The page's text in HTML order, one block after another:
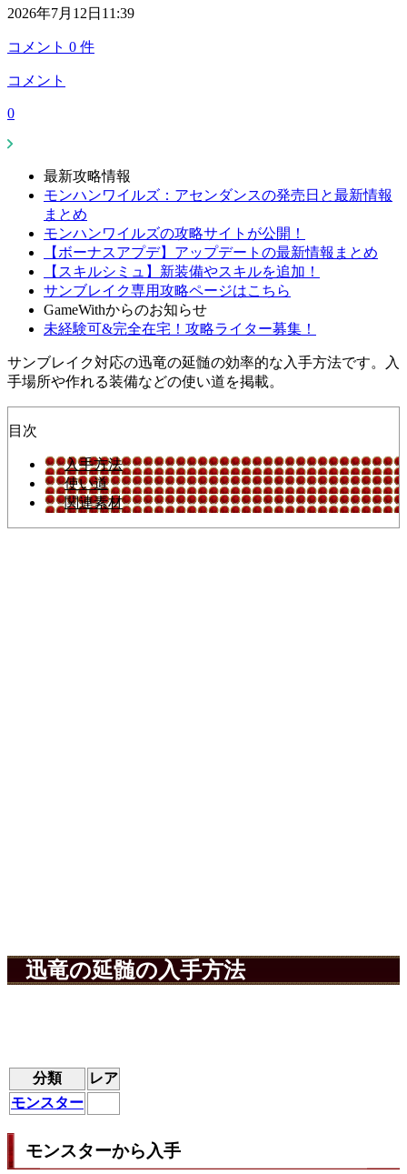
2026年7月12日11:39
コメント 0 件
コメント
0
最新攻略情報
モンハンワイルズ：アセンダンスの発売日と最新情報
まとめ
モンハンワイルズの攻略サイトが公開！
【ボーナスアプデ】アップデートの最新情報まとめ
【スキルシミュ】新装備やスキルを追加！
サンブレイク専用攻略ページはこちら
GameWithからのお知らせ
未経験可&完全在宅！攻略ライター募集！
サンブレイク対応の迅竜の延髄の効率的な入手方法です。入
手場所や作れる装備などの使い道を掲載。
目次
入手方法
使い道
関連素材
迅竜の延髄の入手方法
分類
レア
モンスター
モンスターから入手